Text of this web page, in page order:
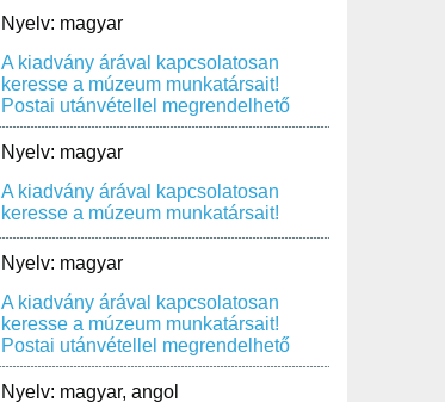
Nyelv: magyar
A kiadvány árával kapcsolatosan
keresse a múzeum munkatársait!
Postai utánvétellel megrendelhető
Nyelv: magyar
A kiadvány árával kapcsolatosan
keresse a múzeum munkatársait!
Nyelv: magyar
A kiadvány árával kapcsolatosan
keresse a múzeum munkatársait!
Postai utánvétellel megrendelhető
Nyelv: magyar, angol